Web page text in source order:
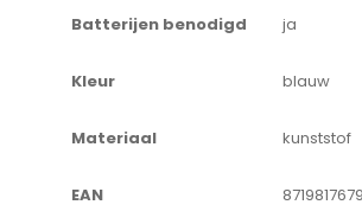
Batterijen benodigd ja
Kleur blauw
Materiaal kunststof
EAN